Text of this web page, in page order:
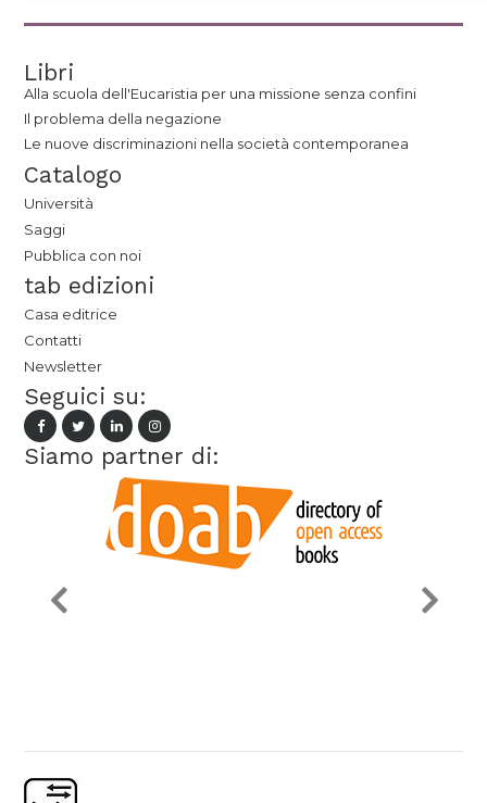
Libri
Alla scuola dell'Eucaristia per una missione senza confini
Il problema della negazione
Le nuove discriminazioni nella società contemporanea
Catalogo
Università
Saggi
Pubblica con noi
tab edizioni
Casa editrice
Contatti
Newsletter
Seguici su:
Siamo partner di: